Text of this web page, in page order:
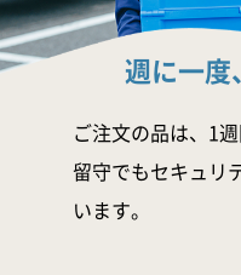
週に一度
ご注文の品は、1
留守でもセキュリ
います。